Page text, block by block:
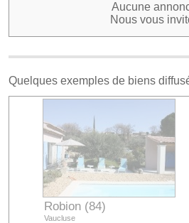
Aucune
Nous vous
Quelques exemples de biens
Robion (84)
Vaucluse